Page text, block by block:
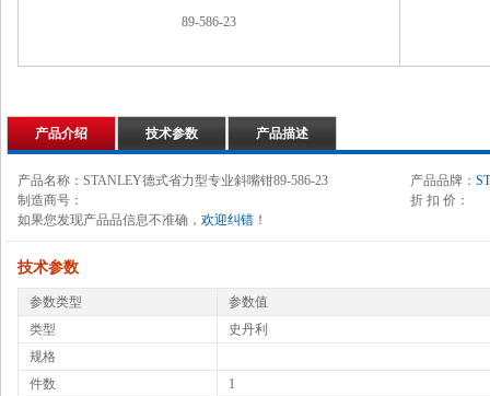
89-586-23
产品介绍 技术参数 产品描述
产品名称：STANLEY德式省力型专业斜嘴钳89-586-23 产品品牌：
制造商号：
折 扣 价：
如果您发现产品品信息不准确， 欢迎纠错 ！
技术参数
参数类型
参数值
类型
史丹利
规格
件数
1